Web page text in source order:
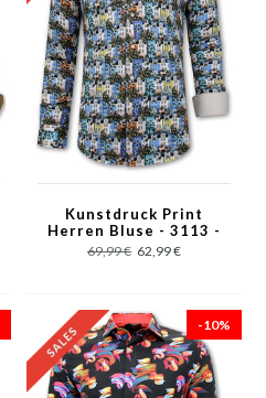
Kunstdruck Print
Herren Bluse - 3113 -
Blau
69,99 € 62,99 €
-10%